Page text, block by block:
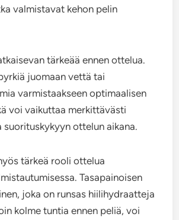
valmistavat kehon pelin
tärkeää ennen ottelua.
juomaan vettä tai
varmistaakseen optimaalisen
voi vaikuttaa merkittävästi
suorituskykyyn ottelun aikana.
tärkeä rooli ottelua
Tasapainoisen
joka on runsas hiilihydraatteja
kolme tuntia ennen peliä, voi